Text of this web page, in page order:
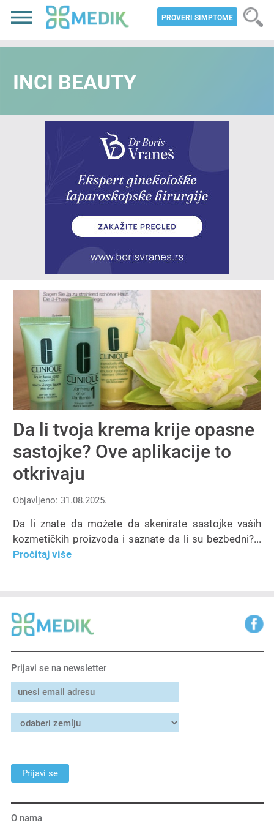
PROVERI SIMPTOME
INCI BEAUTY
Da li tvoja krema krije opasne
sastojke? Ove aplikacije to
otkrivaju
Objavljeno: 31.08.2025.
Da li znate da možete da skenirate sastojke vaših
kozmetičkih proizvoda i saznate da li su bezbedni?...
Pročitaj više
O nama
Prijavi se na newsletter
Prijavi se